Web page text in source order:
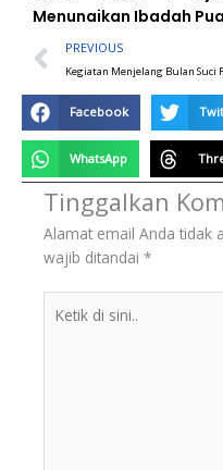
Menunaikan Ibadah
Prev
PREVIOUS
Facebook
WhatsApp
Tinggalkan
Alamat email Anda tidak
wajib ditandai *